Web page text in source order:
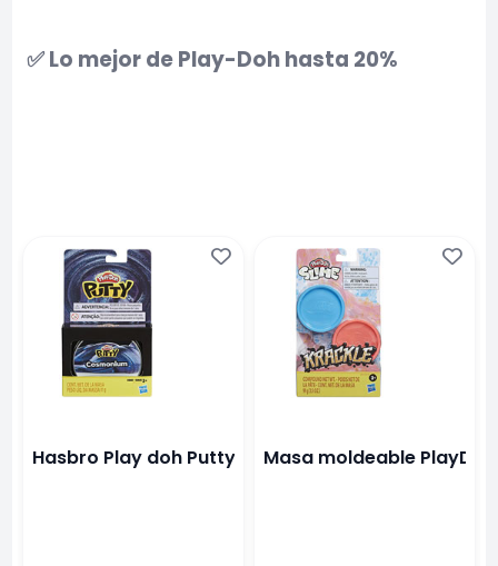
✅ Lo mejor de Play-Doh hasta 20%
Hasbro Play doh Putty masilla varios colores
Masa moldeable